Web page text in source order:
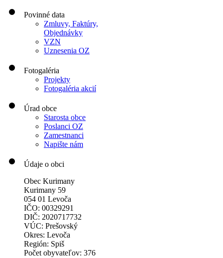
Povinné data
Zmluvy, Faktúry,
Objednávky
VZN
Uznesenia OZ
Fotogaléria
Projekty
Fotogaléria akcií
Úrad obce
Starosta obce
Poslanci OZ
Zamestnanci
Napište nám
Údaje o obci
Obec Kurimany
Kurimany 59
054 01 Levoča
IČO: 00329291
DIČ: 2020717732
VÚC: Prešovský
Okres: Levoča
Región: Spiš
Počet obyvateľov: 376